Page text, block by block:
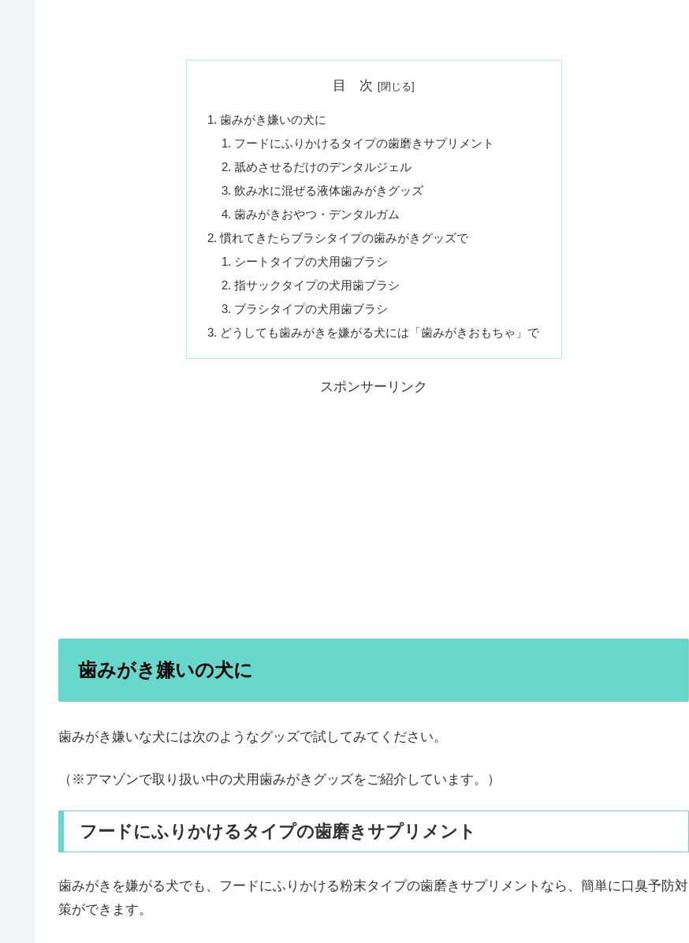
目 次
歯みがき嫌いの犬に
フードにふりかけるタイプの歯磨きサプリメント
舐めさせるだけのデンタルジェル
飲み水に混ぜる液体歯みがきグッズ
歯みがきおやつ・デンタルガム
慣れてきたらブラシタイプの歯みがきグッズで
シートタイプの犬用歯ブラシ
指サックタイプの犬用歯ブラシ
ブラシタイプの犬用歯ブラシ
どうしても歯みがきを嫌がる犬には「歯みがきおもちゃ」で
スポンサーリンク
歯みがき嫌いの犬に
歯みがき嫌いな犬には次のようなグッズで試してみてください。
（※アマゾンで取り扱い中の犬用歯みがきグッズをご紹介しています。）
フードにふりかけるタイプの歯磨きサプリメント
歯みがきを嫌がる犬でも、フードにふりかける粉末タイプの歯磨きサプリメントなら、簡単に口臭予防対
策ができます。